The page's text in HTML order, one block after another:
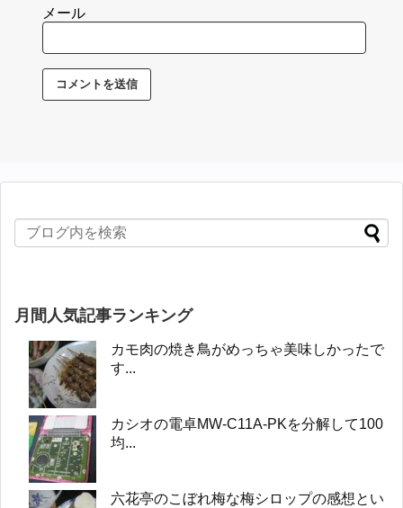
メール
月間人気記事ランキング
カモ肉の焼き鳥がめっちゃ美味しかったで
す...
カシオの電卓MW-C11A-PKを分解して100
均...
六花亭のこぼれ梅な梅シロップの感想とい